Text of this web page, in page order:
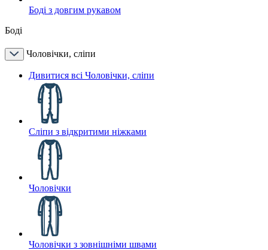
Боді з довгим рукавом
Боді
Чоловічки, сліпи
Дивитися всі Чоловічки, сліпи
Сліпи з відкритими ніжками
Чоловічки
Чоловічки з зовнішніми швами